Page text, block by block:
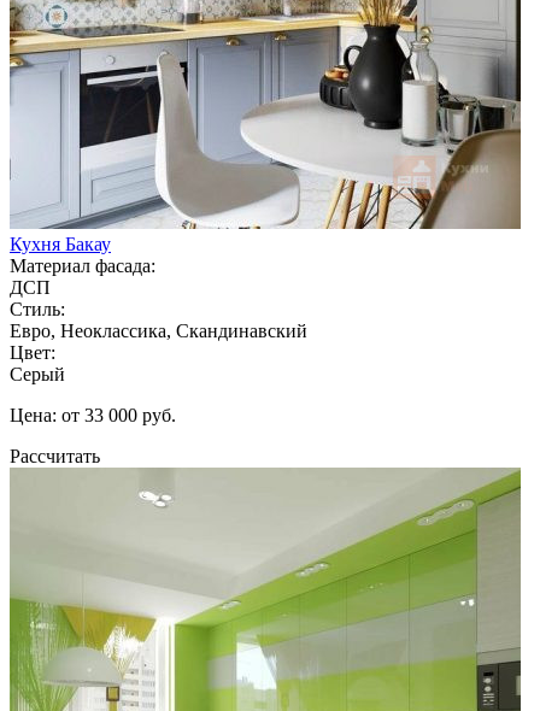
Кухня Бакау
Материал фасада:
ДСП
Стиль:
Евро, Неоклассика, Скандинавский
Цвет:
Серый
Цена: от 33 000 руб.
Рассчитать